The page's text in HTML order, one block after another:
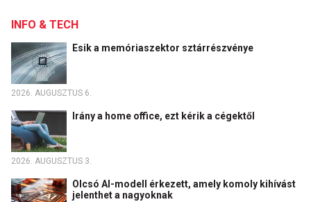
INFO & TECH
Esik a memóriaszektor sztárrészvénye
2026. AUGUSZTUS 6.
Irány a home office, ezt kérik a cégektől
2026. AUGUSZTUS 3.
Olcsó AI-modell érkezett, amely komoly kihívást
jelenthet a nagyoknak